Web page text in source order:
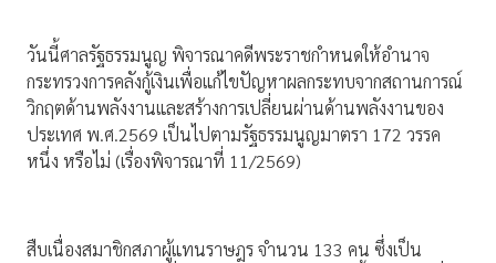
วันนี้ศาลรัฐธรรมนูญ พิจารณาคดีพระราชกำหนดให้อำนาจ
กระทรวงการคลังกู้เงินเพื่อแก้ไขปัญหาผลกระทบจากสถานการณ์
วิกฤตด้านพลังงานและสร้างการเปลี่ยนผ่านด้านพลังงานของ
ประเทศ พ.ศ.2569 เป็นไปตามรัฐธรรมนูญมาตรา 172 วรรค
หนึ่ง หรือไม่ (เรื่องพิจารณาที่ 11/2569)
สืบเนื่องสมาชิกสภาผู้แทนราษฎร จำนวน 133 คน ซึ่งเป็น